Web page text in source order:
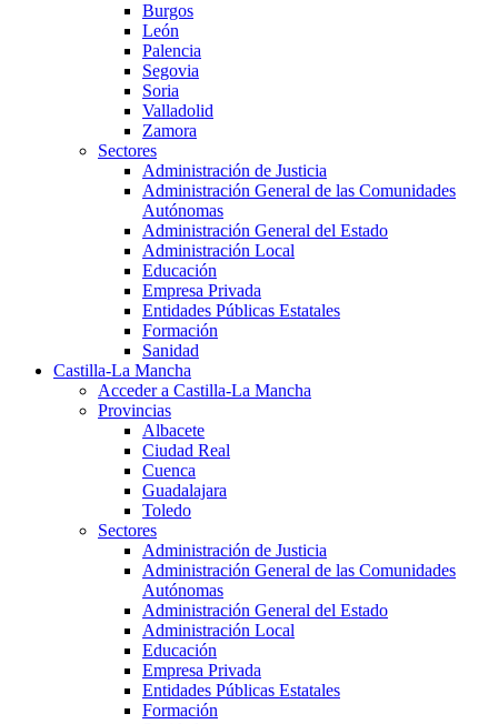
Burgos
León
Palencia
Segovia
Soria
Valladolid
Zamora
Sectores
Administración de Justicia
Administración General de las Comunidades
Autónomas
Administración General del Estado
Administración Local
Educación
Empresa Privada
Entidades Públicas Estatales
Formación
Sanidad
Castilla-La Mancha
Acceder a Castilla-La Mancha
Provincias
Albacete
Ciudad Real
Cuenca
Guadalajara
Toledo
Sectores
Administración de Justicia
Administración General de las Comunidades
Autónomas
Administración General del Estado
Administración Local
Educación
Empresa Privada
Entidades Públicas Estatales
Formación